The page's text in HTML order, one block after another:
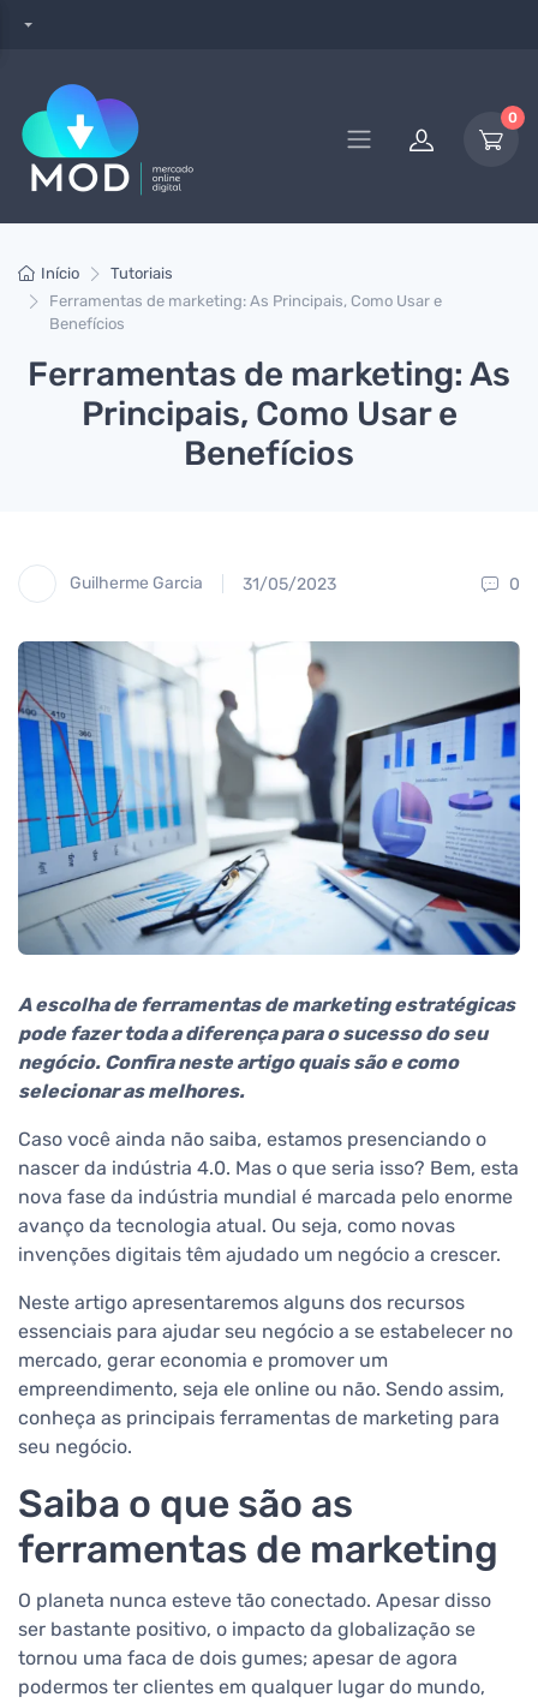
0
Início
Tutoriais
Ferramentas de marketing: As Principais, Como Usar e
Benefícios
Ferramentas de marketing: As
Principais, Como Usar e
Benefícios
Guilherme Garcia 31/05/2023 0
A escolha de ferramentas de marketing estratégicas
pode fazer toda a diferença para o sucesso do seu
negócio. Confira neste artigo quais são e como
selecionar as melhores.
Caso você ainda não saiba, estamos presenciando o
nascer da indústria 4.0. Mas o que seria isso? Bem, esta
nova fase da indústria mundial é marcada pelo enorme
avanço da tecnologia atual. Ou seja, como novas
invenções digitais têm ajudado um negócio a crescer.
Neste artigo apresentaremos alguns dos recursos
essenciais para ajudar seu negócio a se estabelecer no
mercado, gerar economia e promover um
empreendimento, seja ele online ou não. Sendo assim,
conheça as principais ferramentas de marketing para
seu negócio.
Saiba o que são as
ferramentas de marketing
O planeta nunca esteve tão conectado. Apesar disso
ser bastante positivo, o impacto da globalização se
tornou uma faca de dois gumes; apesar de agora
podermos ter clientes em qualquer lugar do mundo,